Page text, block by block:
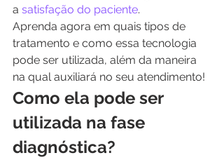
a satisfação do paciente.
Aprenda agora em quais tipos de
tratamento e como essa tecnologia
pode ser utilizada, além da maneira
na qual auxiliará no seu atendimento!
Como ela pode ser
utilizada na fase
diagnóstica?